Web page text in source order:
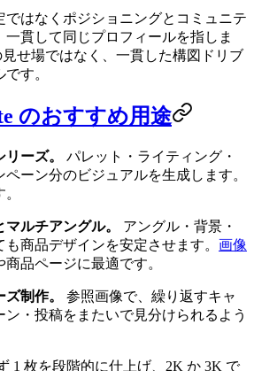
ではなくポジショニングとコミュニテ
一貫して同じプロフィールを指しま
せ場ではなく、一貫した構図ドリブ
す。
のおすすめ用途
ーズ。
パレット・ライティング・
ーン分のビジュアルを生成します。
ルチアングル。
アングル・背景・
商品デザインを安定させます。 画像
品ページに最適です。
制作。
参照画像で、繰り返すキャ
・投稿をまたいで見分けられるよう
1 枚を段階的に仕上げ、2K か 3K で